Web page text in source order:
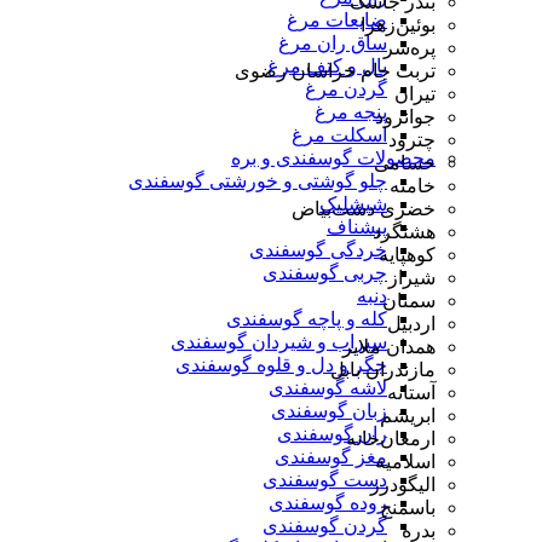
ضایعات مرغ
ساق ران مرغ
بال و کتف مرغ
گردن مرغ
پنجه مرغ
اسکلت مرغ
محصولات گوسفندی و بره
چلو گوشتی و خورشتی گوسفندی
شیشلیک
پیشناف
خردگی گوسفندی
چربی گوسفندی
دنبه
کله و پاچه گوسفندی
سیراب و شیردان گوسفندی
جگر و دل و قلوه گوسفندی
لاشه گوسفندی
زبان گوسفندی
ران گوسفندی
مغز گوسفندی
دست گوسفندی
روده گوسفندی
گردن گوسفندی
بوئین‌زهرا
پره‌سر
تربت جام خراسان رضوی
تیران
جوانرود
چترود
حسامی
خامنه
خضری دشت‌بیاض
هشتگرد
کوهپایه
شیراز
سمنان
اردبیل
همدان ملایر
مازندران بابل
آستانه
ابریشم
ارمغان‌خانه
اسلامیه
الیگودرز
باسمنج
بدره